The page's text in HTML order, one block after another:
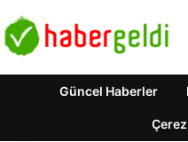
Güncel Haberler